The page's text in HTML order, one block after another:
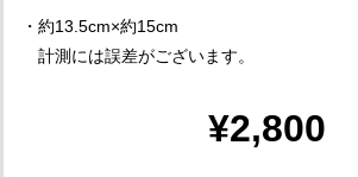
・約13.5cm×約15cm
計測には誤差がございます。
¥2,800